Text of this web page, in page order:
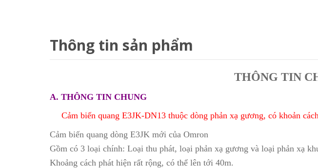
Thông tin sản phẩm
THÔNG TIN
A. THÔNG TIN CHUNG
Cảm biến quang E3JK-DN13 thuộc dòng phản xạ gương, có khoản
Cảm biến quang dòng E3JK mới của Omron
Gồm có 3 loại chính: Loại thu phát, loại phản xạ gương và loại phản xạ
Khoảng cách phát hiện rất rộng, có thể lên tới 40m.